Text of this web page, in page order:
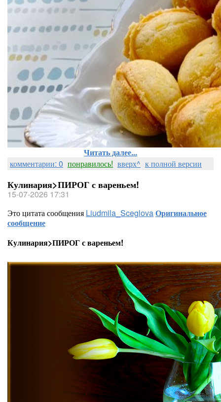
Читать далее...
комментарии: 0 понравилось! вверх^ к полной версии
Кулинария>ПИРОГ с вареньем!
15-07-2026 17:31
Это цитата сообщения Liudmila_SceglovaОригинальное
сообщение
Кулинария>ПИРОГ с вареньем!